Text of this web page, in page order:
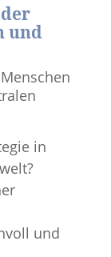
und
in
und